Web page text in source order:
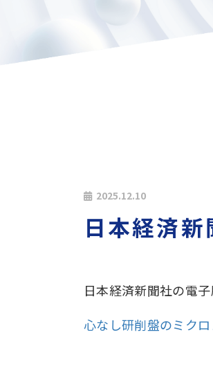
2025.12.10
日本経済
日本経済新聞社の電
心なし研削盤のミク